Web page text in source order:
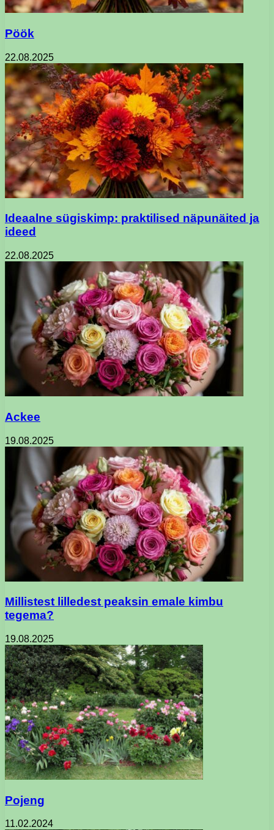
Pöök
22.08.2025
Ideaalne sügiskimp: praktilised näpunäited ja
ideed
22.08.2025
Ackee
19.08.2025
Millistest lilledest peaksin emale kimbu
tegema?
19.08.2025
Pojeng
11.02.2024